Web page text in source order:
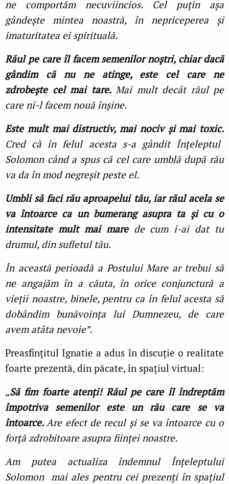
ne comportăm necuviincios. Cel puţin aşa
gândeşte mintea noastră, în nepriceperea şi
imaturitatea ei spirituală.
Răul pe care îl facem semenilor noştri, chiar dacă
gândim că nu ne atinge, este cel care ne
zdrobeşte cel mai tare. Mai mult decât răul pe
care ni-l facem nouă înşine.
Este mult mai distructiv, mai nociv şi mai toxic.
Cred că în felul acesta s-a gândit Înţeleptul
Solomon când a spus că cel care umblă după rău
va da în mod negreşit peste el.
Umbli să faci rău aproapelui tău, iar răul acela se
va întoarce ca un bumerang asupra ta şi cu o
intensitate mult mai mare de cum i-ai dat tu
drumul, din sufletul tău.
În această perioadă a Postului Mare ar trebui să
ne angajăm în a căuta, în orice conjunctură a
vieţii noastre, binele, pentru ca în felul acesta să
dobândim bunăvoinţa lui Dumnezeu, de care
avem atâta nevoie”.
Preasfinţitul Ignatie a adus în discuţie o realitate
foarte prezentă, din păcate, în spaţiul virtual:
„Să fim foarte atenţi! Răul pe care îl îndreptăm
împotriva semenilor este un rău care se va
întoarce.Are efect de recul şi se va întoarce cu o
forţă zdrobitoare asupra fiinţei noastre.
Am putea actualiza îndemnul Înţeleptului
Solomon mai ales pentru cei prezenţi în spaţiul